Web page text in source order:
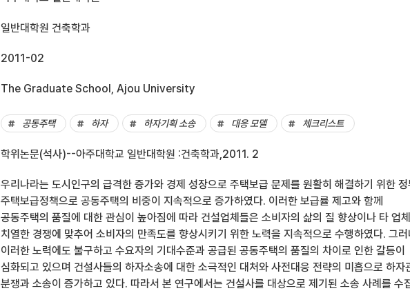
일반대학원 건축학과
2011-02
The Graduate School, Ajou University
공동주택 하자 하자기획 소송 대응 모델 체크리스트
학위논문(석사)--아주대학교 일반대학원 :건축학과,2011. 2
우리나라는 도시인구의 급격한 증가와 경제 성장으로 주택보급 문제를 원활히 해결하기 위한 정
주택보급정책으로 공동주택의 비중이 지속적으로 증가하였다. 이러한 보급률 제고와 함께
공동주택의 품질에 대한 관심이 높아짐에 따라 건설업체들은 소비자의 삶의 질 향상이나 타 업
치열한 경쟁에 맞추어 소비자의 만족도를 향상시키기 위한 노력을 지속적으로 수행하였다. 그
이러한 노력에도 불구하고 수요자의 기대수준과 공급된 공동주택의 품질의 차이로 인한 갈등이
심화되고 있으며 건설사들의 하자소송에 대한 소극적인 대처와 사전대응 전략의 미흡으로 하자
분쟁과 소송이 증가하고 있다. 따라서 본 연구에서는 건설사를 대상으로 제기된 소송 사례를 수